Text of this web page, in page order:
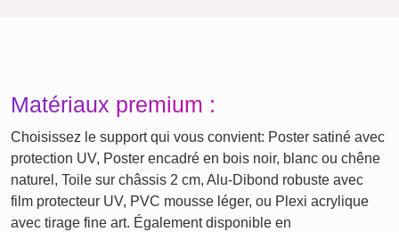
Matériaux premium :
Choisissez le support qui vous convient: Poster satiné avec
protection UV, Poster encadré en bois noir, blanc ou chêne
naturel, Toile sur châssis 2 cm, Alu-Dibond robuste avec
film protecteur UV, PVC mousse léger, ou Plexi acrylique
avec tirage fine art. Également disponible en